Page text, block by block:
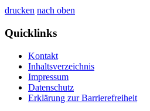
drucken nach oben
Quicklinks
Kontakt
Inhaltsverzeichnis
Impressum
Datenschutz
Erklärung zur Barrierefreiheit